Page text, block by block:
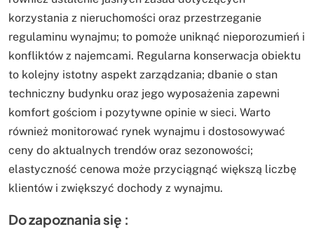
korzystania z nieruchomości oraz przestrzeganie
regulaminu wynajmu; to pomoże uniknąć nieporozumień i
konfliktów z najemcami. Regularna konserwacja obiektu
to kolejny istotny aspekt zarządzania; dbanie o stan
techniczny budynku oraz jego wyposażenia zapewni
komfort gościom i pozytywne opinie w sieci. Warto
również monitorować rynek wynajmu i dostosowywać
ceny do aktualnych trendów oraz sezonowości;
elastyczność cenowa może przyciągnąć większą liczbę
klientów i zwiększyć dochody z wynajmu.
Do zapoznania się :